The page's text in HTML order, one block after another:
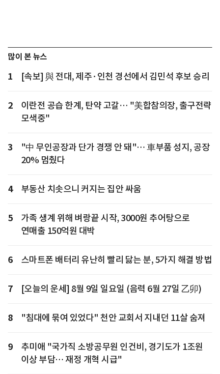
많이 본 뉴스
1 [속보] 與 전대, 제주·인천 경선에서 김민석 후보 승리
2
이란전 공습 한계, 탄약 고갈… "美합참의장, 출구전략
모색중"
3
"中 무인공장과 단가 경쟁 안 돼"… 車부품 성지, 공장
20% 멈췄다
4 부동산 치솟으니 커지는 집안 싸움
5
가족 생계 위해 벼랑끝 시작, 3000원 추어탕으로
연매출 150억원 대박
6 스마트폰 배터리 유난히 빨리 닳는 분, 5가지 해결 방법
7 [오늘의 운세] 8월 9일 일요일 (음력 6월 27일 乙卯)
8 "침대에 묶여 있었다" 천안 교회서 지내던 11살 숨져
9
추미애 "국가직 소방공무원 인건비, 경기도가 1조원
이상 부담… 재정 개혁 시급"